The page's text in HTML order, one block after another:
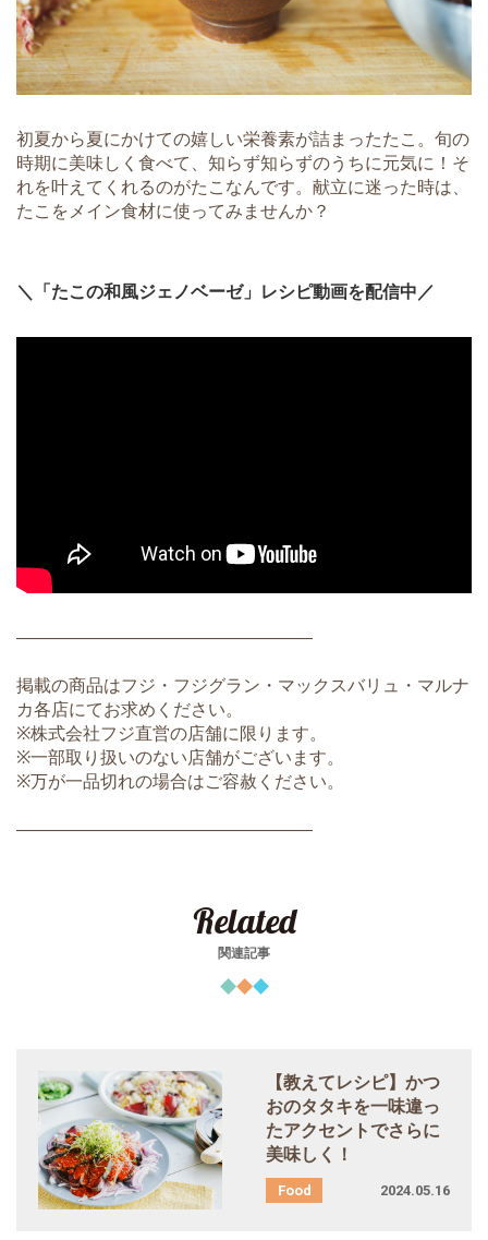
初夏から夏にかけての嬉しい栄養素が詰まったたこ。旬の
時期に美味しく食べて、知らず知らずのうちに元気に！そ
れを叶えてくれるのがたこなんです。献立に迷った時は、
たこをメイン食材に使ってみませんか？
＼「たこの和風ジェノベーゼ」レシピ動画を配信中／
―――――――――――――――――
掲載の商品はフジ・フジグラン・マックスバリュ・マルナ
カ各店にてお求めください。
※株式会社フジ直営の店舗に限ります。
※一部取り扱いのない店舗がございます。
※万が一品切れの場合はご容赦ください。
―――――――――――――――――
Related
関連記事
【教えてレシピ】かつ
おのタタキを一味違っ
たアクセントでさらに
美味しく！
2024.05.16